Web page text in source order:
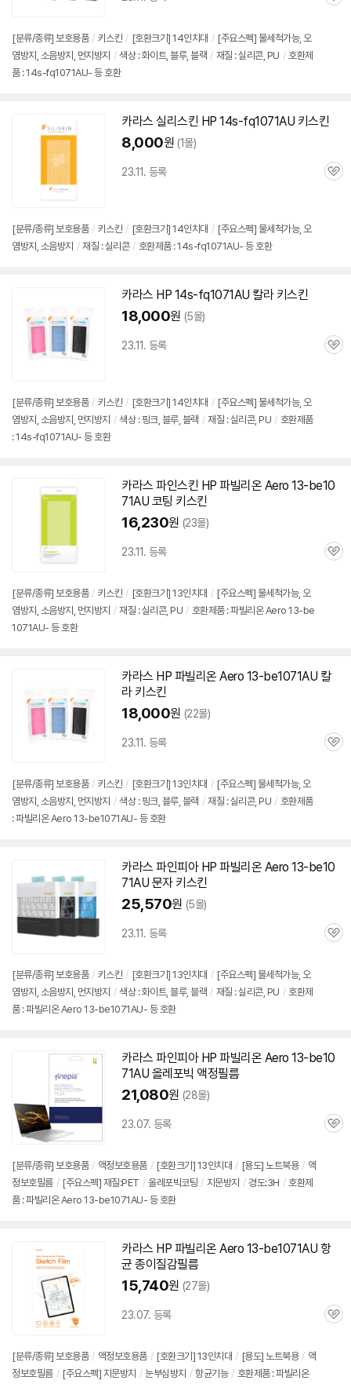
[분류/종류] 보호용품 / 키스킨 / [호환크기] 14인치대 / [주요스펙] 물세척가능, 오
염방지, 소음방지, 먼지방지 / 색상 : 화이트, 블루, 블랙 / 재질 : 실리콘, PU / 호환제
품 : 14s-fq1071AU- 등 호환
카라스 실리스킨 HP 14s-fq1071AU 키스킨
8,000원 (1몰)
23.11. 등록
관
[분류/종류] 보호용품 / 키스킨 / [호환크기] 14인치대 / [주요스펙] 물세척가능, 오
염방지, 소음방지 / 재질 : 실리콘 / 호환제품 : 14s-fq1071AU- 등 호환
카라스 HP 14s-fq1071AU 칼라 키스킨
18,000원 (5몰)
23.11. 등록
관
[분류/종류] 보호용품 / 키스킨 / [호환크기] 14인치대 / [주요스펙] 물세척가능, 오
염방지, 소음방지, 먼지방지 / 색상 : 핑크, 블루, 블랙 / 재질 : 실리콘, PU / 호환제품
: 14s-fq1071AU- 등 호환
카라스 파인스킨 HP 파빌리온 Aero 13-be10
71AU 코팅 키스킨
16,230원 (23몰)
23.11. 등록
관
[분류/종류] 보호용품 / 키스킨 / [호환크기] 13인치대 / [주요스펙] 물세척가능, 오
염방지, 소음방지, 먼지방지 / 재질 : 실리콘, PU / 호환제품 : 파빌리온 Aero 13-be
1071AU- 등 호환
카라스 HP 파빌리온 Aero 13-be1071AU 칼
라 키스킨
18,000원 (22몰)
23.11. 등록
관
[분류/종류] 보호용품 / 키스킨 / [호환크기] 13인치대 / [주요스펙] 물세척가능, 오
염방지, 소음방지, 먼지방지 / 색상 : 핑크, 블루, 블랙 / 재질 : 실리콘, PU / 호환제품
: 파빌리온 Aero 13-be1071AU- 등 호환
카라스 파인피아 HP 파빌리온 Aero 13-be10
71AU 문자 키스킨
25,570원 (5몰)
23.11. 등록
관
[분류/종류] 보호용품 / 키스킨 / [호환크기] 13인치대 / [주요스펙] 물세척가능, 오
염방지, 소음방지, 먼지방지 / 색상 : 화이트, 블루, 블랙 / 재질 : 실리콘, PU / 호환제
품 : 파빌리온 Aero 13-be1071AU- 등 호환
카라스 파인피아 HP 파빌리온 Aero 13-be10
71AU 올레포빅 액정필름
21,080원 (28몰)
23.07. 등록
관
[분류/종류] 보호용품 / 액정보호용품 / [호환크기] 13인치대 / [용도] 노트북용 / 액
정보호필름 / [주요스펙] 재질:PET / 올레포빅코팅 / 지문방지 / 경도:3H / 호환제
품 : 파빌리온 Aero 13-be1071AU- 등 호환
카라스 HP 파빌리온 Aero 13-be1071AU 항
균 종이질감필름
15,740원 (27몰)
23.07. 등록
관
[분류/종류] 보호용품 / 액정보호용품 / [호환크기] 13인치대 / [용도] 노트북용 / 액
정보호필름 / [주요스펙] 지문방지 / 눈부심방지 / 항균기능 / 호환제품 : 파빌리온
세부정보 열기/접기